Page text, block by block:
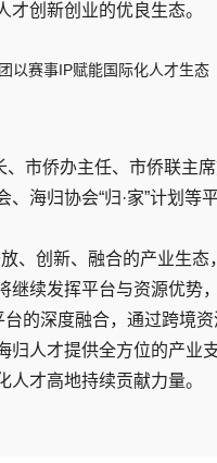
才创新创业的优良生态。
市侨办主任、市侨联主
海归协会“归·家”计划
、创新、融合的产业生
继续发挥平台与资源优势
台的深度融合，通过跨境
归人才提供全方位的产业
才高地持续贡献力量。